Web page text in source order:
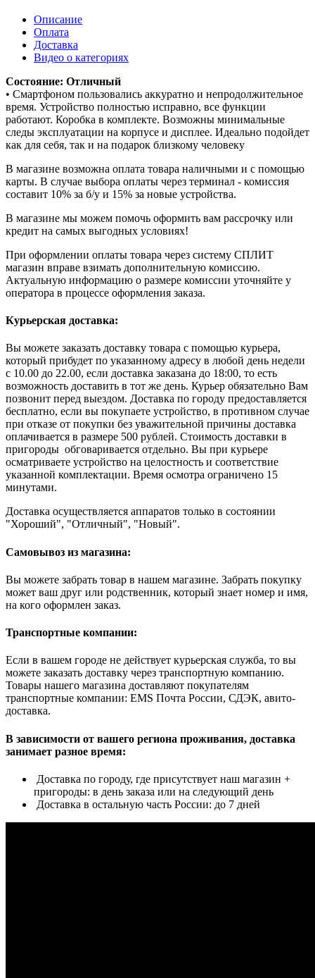
Описание
Оплата
Доставка
Видео о категориях
Состояние: Отличный
• Смартфоном пользовались аккуратно и непродолжительное
время. Устройство полностью исправно, все функции
работают. Коробка в комплекте. Возможны минимальные
следы эксплуатации на корпусе и дисплее. Идеально подойдет
как для себя, так и на подарок близкому человеку
В магазине возможна оплата товара наличными и с помощью
карты. В случае выбора оплаты через терминал - комиссия
составит 10% за б/у и 15% за новые устройства.
В магазине мы можем помочь оформить вам рассрочку или
кредит на самых выгодных условиях!
При оформлении оплаты товара через систему СПЛИТ
магазин вправе взимать дополнительную комиссию.
Актуальную информацию о размере комиссии уточняйте у
оператора в процессе оформления заказа.
Курьерская доставка:
Вы можете заказать доставку товара с помощью курьера,
который прибудет по указанному адресу в любой день недели
с 10.00 до 22.00, если доставка заказана до 18:00, то есть
возможность доставить в тот же день. Курьер обязательно Вам
позвонит перед выездом. Доставка по городу предоставляется
бесплатно, если вы покупаете устройство, в противном случае
при отказе от покупки без уважительной причины доставка
оплачивается в размере 500 рублей. Стоимость доставки в
пригороды обговаривается отдельно. Вы при курьере
осматриваете устройство на целостность и соответствие
указанной комплектации. Время осмотра ограничено 15
минутами.
Доставка осуществляется аппаратов только в состоянии
"Хороший", "Отличный", "Новый".
Самовывоз из магазина:
Вы можете забрать товар в нашем магазине. Забрать покупку
может ваш друг или родственник, который знает номер и имя,
на кого оформлен заказ.
Транспортные компании:
Если в вашем городе не действует курьерская служба, то вы
можете заказать доставку через транспортную компанию.
Товары нашего магазина доставляют покупателям
транспортные компании: EMS Почта России, СДЭК, авито-
доставка.
В зависимости от вашего региона проживания, доставка
занимает разное время:
Доставка по городу, где присутствует наш магазин +
пригороды: в день заказа или на следующий день
Доставка в остальную часть России: до 7 дней